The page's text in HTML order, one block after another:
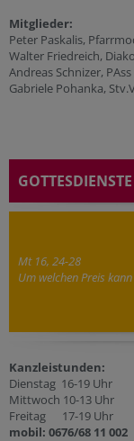
Mitglieder:
Peter Paskalis,
Walter Friedreich,
Andreas Schnizer, PAss
Gabriele Pohanka,
GOTTESDIENSTE
Mt 16, 24-28
Um welchen Preis
Kanzleistunden:
Dienstag 16-19 Uhr
Mittwoch 10-13 Uhr
Freitag 17-19 Uhr
mobil: 0676/68 11 002